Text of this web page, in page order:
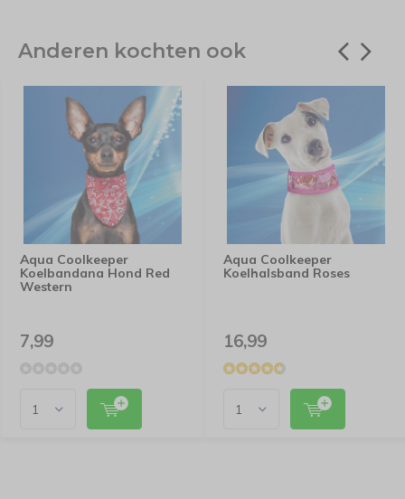
Anderen kochten ook
Aqua Coolkeeper
Koelbandana Hond Red
Western
7,99
Aqua Coolkeeper
Koelhalsband Roses
16,99